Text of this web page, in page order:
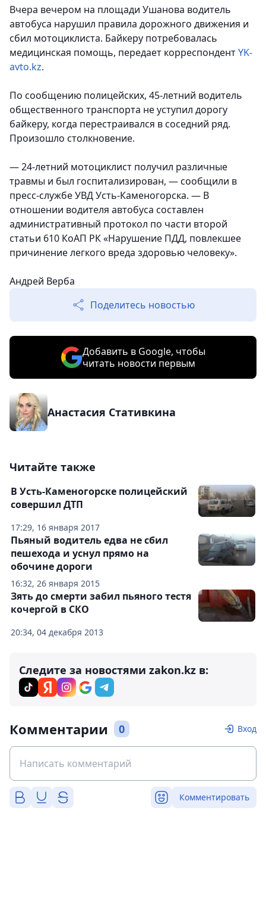
Вчера вечером на площади Ушанова водитель
автобуса нарушил правила дорожного движения и
сбил мотоциклиста. Байкеру потребовалась
медицинская помощь, передает корреспондентYK-
avto.kz.
По сообщению полицейских, 45-летний водитель
общественного транспорта не уступил дорогу
байкеру, когда перестраивался в соседний ряд.
Произошло столкновение.
— 24-летний мотоциклист получил различные
травмы и был госпитализирован, — сообщили в
пресс-службе УВД Усть-Каменогорска. — В
отношении водителя автобуса составлен
административный протокол по части второй
статьи 610 КоАП РК «Нарушение ПДД, повлекшее
причинение легкого вреда здоровью человеку».
Андрей Верба
Поделитесь новостью
Добавить в Google, чтобы
читать новости первым
Анастасия Стативкина
Читайте также
17:29, 16 января 2017
В Усть-Каменогорске полицейский
совершил ДТП
16:32, 26 января 2015
Пьяный водитель едва не сбил
пешехода и уснул прямо на
обочине дороги
20:34, 04 декабря 2013
Зять до смерти забил пьяного тестя
кочергой в СКО
Следите за новостями zakon.kz в:
Комментарии 0 Вход
Комментировать